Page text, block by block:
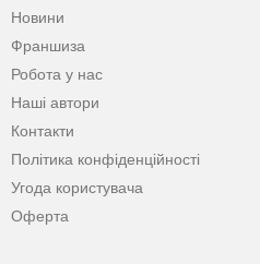
Новини
Франшиза
Робота у нас
Наші автори
Контакти
Політика конфіденційності
Угода користувача
Оферта